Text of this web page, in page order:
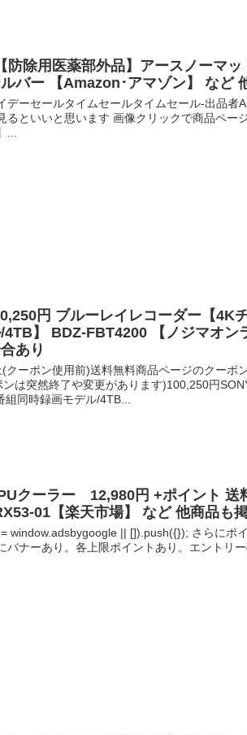
防除用医薬部外品】アースノーマ
バー 【Amazon･アマゾン】 など
デーセールタイムセールタイムセール-出品者
るといいと思います 画像クリックで商品ペー
...
円 ブルーレイレコーダー【4K
4TB】 BDZ-FBT4200 【ノジマオン
あり
ーポン使用前)送料無料商品ページのクーポ
ンは突然終了や変更があります)100,250円
組同時録画モデル/4TB...
クーラー 12,980円 +ポイント 送
01【楽天市場】 など 他商品も
window.adsbygoogle || []).push({}); さらにポ
バナーあり。各上限ポイントあり。エントリー